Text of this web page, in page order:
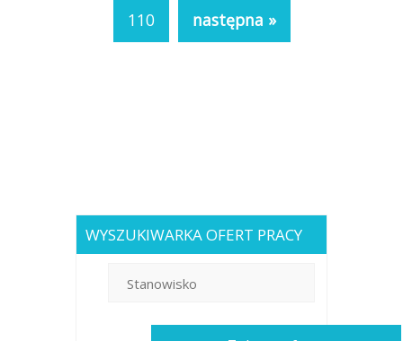
110 następna »
WYSZUKIWARKA OFERT PRACY